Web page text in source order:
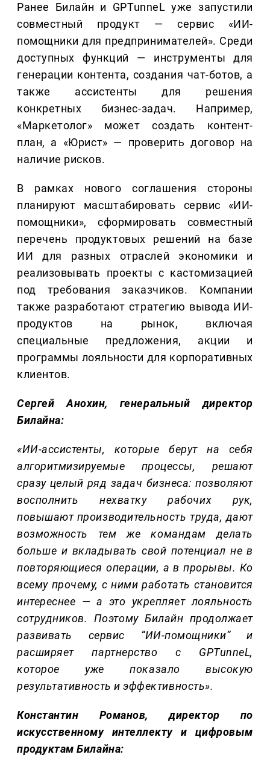
Ранее Билайн и GPTunneL уже запустили
совместный продукт — сервис «ИИ-
помощники для предпринимателей». Среди
доступных функций — инструменты для
генерации контента, создания чат-ботов, а
также ассистенты для решения
конкретных бизнес-задач. Например,
«Маркетолог» может создать контент-
план, а «Юрист» — проверить договор на
наличие рисков.
В рамках нового соглашения стороны
планируют масштабировать сервис «ИИ-
помощники», сформировать совместный
перечень продуктовых решений на базе
ИИ для разных отраслей экономики и
реализовывать проекты с кастомизацией
под требования заказчиков. Компании
также разработают стратегию вывода ИИ-
продуктов на рынок, включая
специальные предложения, акции и
программы лояльности для корпоративных
клиентов.
Сергей Анохин, генеральный директор
Билайна:
«ИИ-ассистенты, которые берут на себя
алгоритмизируемые процессы, решают
сразу целый ряд задач бизнеса: позволяют
восполнить нехватку рабочих рук,
повышают производительность труда, дают
возможность тем же командам делать
больше и вкладывать свой потенциал не в
повторяющиеся операции, а в прорывы. Ко
всему прочему, с ними работать становится
интереснее — а это укрепляет лояльность
сотрудников. Поэтому Билайн продолжает
развивать сервис “ИИ-помощники” и
расширяет партнерство с GPTunneL,
которое уже показало высокую
результативность и эффективность».
Константин Романов, директор по
искусственному интеллекту и цифровым
продуктам Билайна: